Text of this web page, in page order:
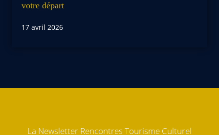
votre départ
17 avril 2026
La Newsletter Rencontres Tourisme Culturel